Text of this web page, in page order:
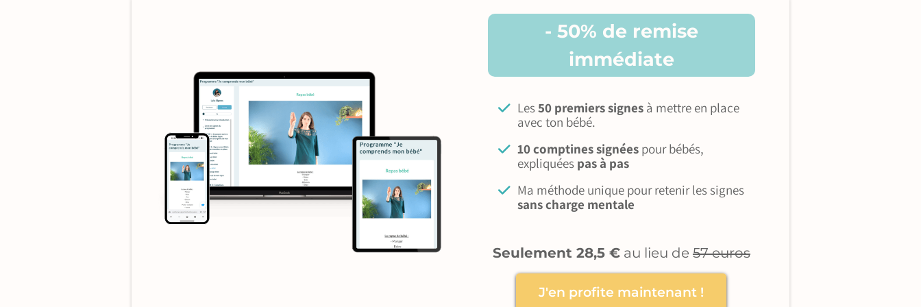
- 50% de remise
immédiate
Les50 premiers signesà mettre en place
avec ton bébé.
10 comptines signées pour bébés,
expliquées pas à pas
Ma méthode unique pour retenir les signes
sans charge mentale
Seulement 28,5 €au lieu de 57 euros
J'en profite maintenant !